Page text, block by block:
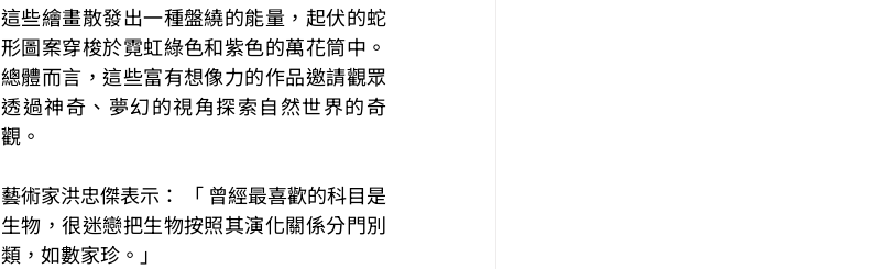
這些繪畫散發出一種盤繞的能量，起伏的蛇
形圖案穿梭於霓虹綠色和紫色的萬花筒中。
總體而言，這些富有想像力的作品邀請觀眾
透過神奇、夢幻的視角探索自然世界的奇
觀。
藝術家洪忠傑表示： 「 曾經最喜歡的科目是
生物，很迷戀把生物按照其演化關係分門別
類，如數家珍。」